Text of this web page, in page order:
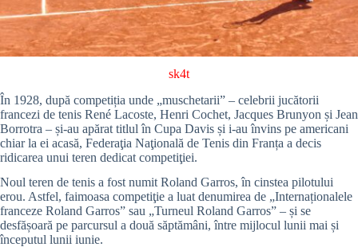
sk4t
În 1928, după competiția unde „muschetarii” – celebrii jucătorii
francezi de tenis René Lacoste, Henri Cochet, Jacques Brunyon și Jean
Borrotra – și-au apărat titlul în Cupa Davis și i-au învins pe americani
chiar la ei acasă, Federaţia Naţională de Tenis din Franța a decis
ridicarea unui teren dedicat competiţiei.
Noul teren de tenis a fost numit Roland Garros, în cinstea pilotului
erou. Astfel, faimoasa competiţie a luat denumirea de „Internaționalele
franceze Roland Garros” sau „Turneul Roland Garros” – și se
desfășoară pe parcursul a două săptămâni, între mijlocul lunii mai și
începutul lunii iunie.